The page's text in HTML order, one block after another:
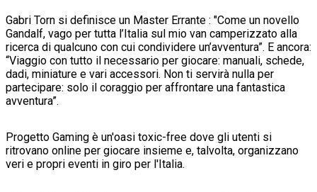
Gabri Torn si definisce un Master Errante : "Come un novello
Gandalf, vago per tutta l’Italia sul mio van camperizzato alla
ricerca di qualcuno con cui condividere un’avventura”. E ancora:
“Viaggio con tutto il necessario per giocare: manuali, schede,
dadi, miniature e vari accessori. Non ti servirà nulla per
partecipare: solo il coraggio per affrontare una fantastica
avventura”.
Progetto Gaming è un'oasi toxic-free dove gli utenti si
ritrovano online per giocare insieme e, talvolta, organizzano
veri e propri eventi in giro per l'Italia.